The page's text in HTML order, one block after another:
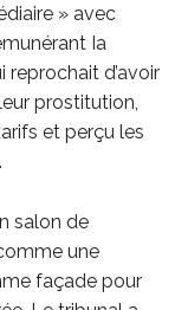
» avec
Ia
reprochait d’avoir
prostitution,
et perçu les
salon de
une
façade pour